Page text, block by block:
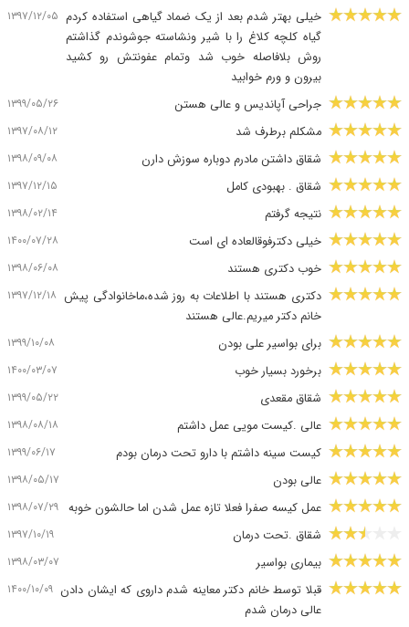
خیلی بهتر شدم بعد از یک ضماد گیاهی استفاده کردم
گیاه کلچه کلاغ را با شیر ونشاسته جوشوندم گذاشتم
روش بلافاصله خوب شد وتمام عفونتش رو کشید
بیرون و ورم خوابید
۱۳۹۷/۱۲/۰۵
جراحی آپاندیس و عالی هستن ۱۳۹۹/۰۵/۲۶
مشکلم برطرف شد ۱۳۹۷/۰۸/۱۲
شقاق داشتن مادرم دوباره سوزش دارن ۱۳۹۸/۰۹/۰۸
شقاق . بهبودی کامل ۱۳۹۷/۱۲/۱۵
نتیجه گرفتم ۱۳۹۸/۰۲/۱۴
خیلی دکترفوقالعاده ای است ۱۴۰۰/۰۷/۲۸
خوب دکتری هستند ۱۳۹۸/۰۶/۰۸
دکتری هستند با اطلاعات به روز شده،ماخانوادگی پیش
خانم دکتر میریم.عالی هستند
۱۳۹۷/۱۲/۱۸
برای بواسیر علی بودن ۱۳۹۹/۱۰/۰۸
برخورد بسیار خوب ۱۴۰۰/۰۳/۰۷
شقاق مقعدی ۱۳۹۹/۰۵/۲۲
عالی .کیست مویی عمل داشتم ۱۳۹۸/۰۸/۱۸
کیست سینه داشتم با دارو تحت درمان بودم ۱۳۹۹/۰۶/۱۷
عالی بودن ۱۳۹۸/۰۵/۱۷
عمل کیسه صفرا فعلا تازه عمل شدن اما حالشون خوبه ۱۳۹۸/۰۷/۲۹
شقاق .تحت درمان ۱۳۹۷/۱۰/۱۹
بیماری بواسیر ۱۳۹۸/۰۳/۰۷
قبلا توسط خانم دکتر معاینه شدم داروی که ایشان دادن
عالی درمان شدم
۱۴۰۰/۱۰/۰۹